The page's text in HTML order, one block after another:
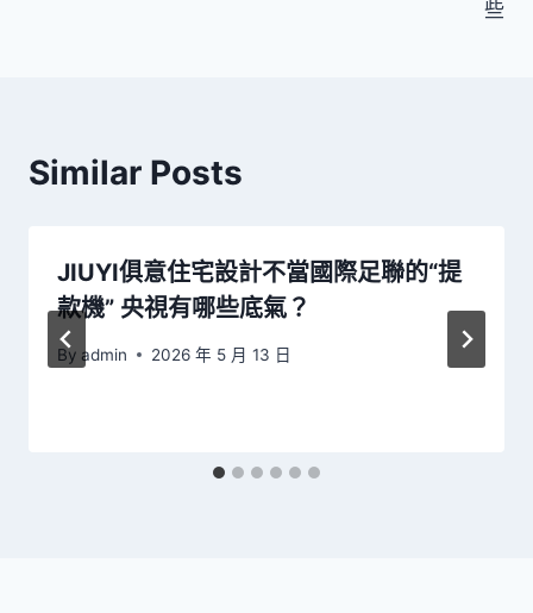
些
Similar Posts
JIUYI俱意住宅設計不當國際足聯的“提
款機” 央視有哪些底氣？
By admin 2026 年 5 月 13 日